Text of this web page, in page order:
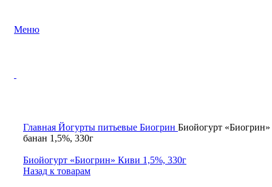
Меню
Главная Йогурты питьевые Биогрин Биойогурт
банан 1,5%, 330г
Биойогурт «Биогрин» Киви 1,5%, 330г
Назад к товарам